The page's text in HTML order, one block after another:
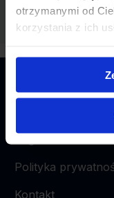
otrzymanymi od
korzystania z ich
O NAS
Polityka
Kontakt